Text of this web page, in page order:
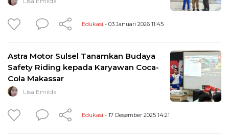
Edukasi - 03 Januari 2026 11:45
Astra Motor Sulsel Tanamkan Budaya
Safety Riding kepada Karyawan Coca-
Cola Makassar
Lisa Emilda
Edukasi - 17 Desember 2025 14:21